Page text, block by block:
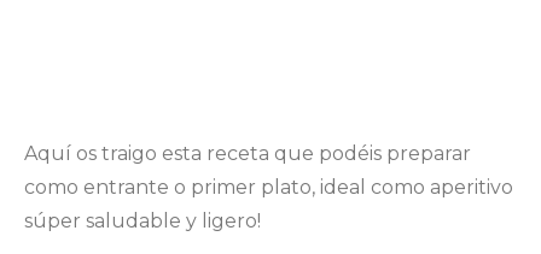
Aquí os traigo esta receta que podéis preparar
como entrante o primer plato, ideal como aperitivo
súper saludable y ligero!